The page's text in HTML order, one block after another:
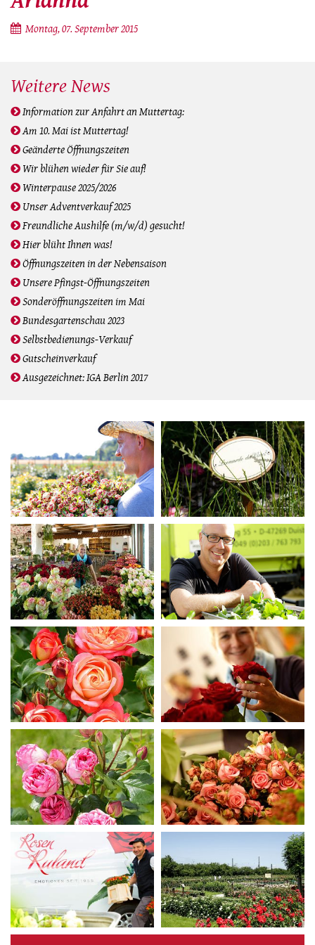
Montag, 07. September 2015
Weitere News
Information zur Anfahrt an Muttertag:
Am 10. Mai ist Muttertag!
Geänderte Öffnungszeiten
Wir blühen wieder für Sie auf!
Winterpause 2025/2026
Unser Adventverkauf 2025
Freundliche Aushilfe (m/w/d) gesucht!
Hier blüht Ihnen was!
Öffnungszeiten in der Nebensaison
Unsere Pfingst-Öffnungszeiten
Sonderöffnungszeiten im Mai
Bundesgartenschau 2023
Selbstbedienungs-Verkauf
Gutscheinverkauf
Ausgezeichnet: IGA Berlin 2017